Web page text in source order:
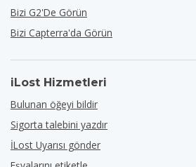
Bizi G2'de Görün
Bizi Capterra'da Görün
iLost Hizmetleri
Bulunan öğeyi bildir
Sigorta talebini yazdır
İLost Uyarısı gönder